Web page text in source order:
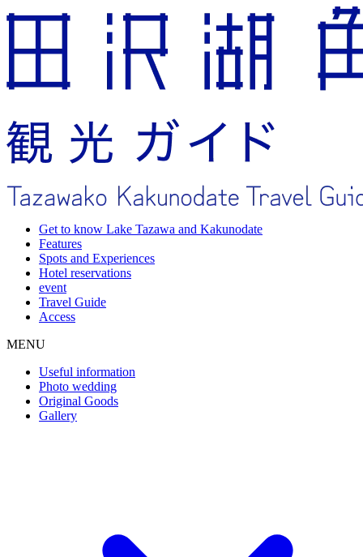
Get to know Lake Tazawa and Kakunodate
Features
Spots and Experiences
Hotel reservations
event
Travel Guide
Access
MENU
Useful information
Photo wedding
Original Goods
Gallery